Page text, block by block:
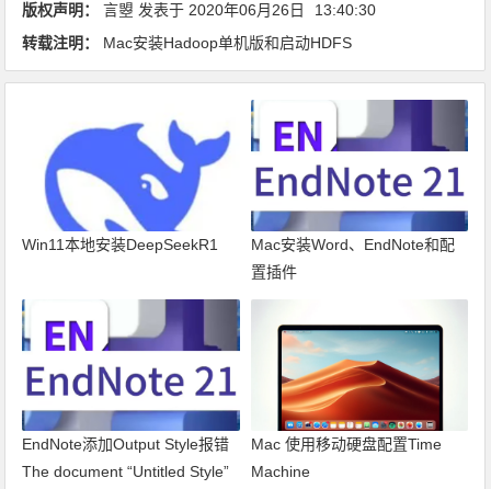
版权声明： 言曌 发表于 2020年06月26日
13:40:30
转载注明：
Mac安装Hadoop单机版和启动HDFS
Win11本地安装DeepSeekR1
Mac安装Word、EndNote和配
置插件
EndNote添加Output Style报错
The document “Untitled Style”
Mac 使用移动硬盘配置Time
Machine